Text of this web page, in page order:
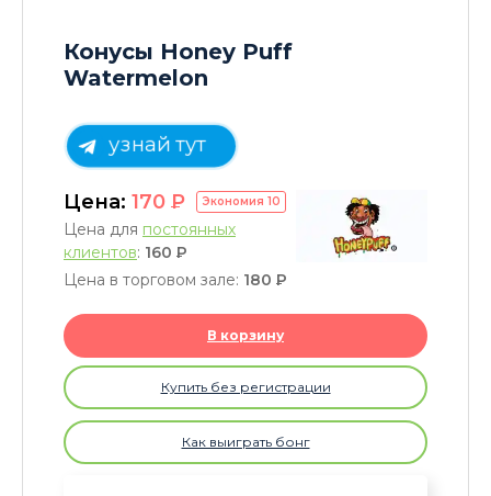
Конусы Honey Puff
Watermelon
узнай тут
Цена: 170 P Экономия 10
Цена для постоянных
клиентов: 160 P
Цена в торговом зале: 180 P
В корзину
Купить без регистрации
Как выиграть бонг